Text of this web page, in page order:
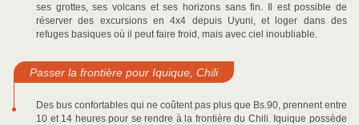
ses grottes, ses volcans et ses horizons sans fin. Il est possible de
réserver des excursions en 4x4 depuis Uyuni, et loger dans des
refuges basiques où il peut faire froid, mais avec ciel inoubliable.
Passer la frontière pour Iquique, Chili
Des bus confortables qui ne coûtent pas plus que Bs.90, prennent entre
10 et 14 heures pour se rendre à la frontière du Chili. Iquique possède